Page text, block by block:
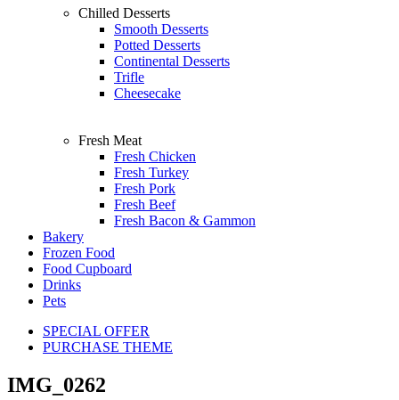
Chilled Desserts
Smooth Desserts
Potted Desserts
Continental Desserts
Trifle
Cheesecake
Fresh Meat
Fresh Chicken
Fresh Turkey
Fresh Pork
Fresh Beef
Fresh Bacon & Gammon
Bakery
Frozen Food
Food Cupboard
Drinks
Pets
SPECIAL OFFER
PURCHASE THEME
IMG_0262